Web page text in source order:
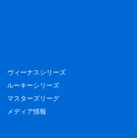
ヴィーナスシリーズ
ルーキーシリーズ
マスターズリーグ
メディア情報